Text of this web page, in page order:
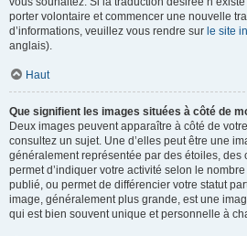
porter volontaire et commencer une nouvelle
d’informations, veuillez vous rendre sur le site
anglais).
Haut
Que signifient les images situées à côté de
Deux images peuvent apparaître à côté de
consultez un sujet. Une d’elles peut être une
généralement représentée par des étoiles, des
permet d’indiquer votre activité selon le
publié, ou permet de différencier votre statut
image, généralement plus grande, est une
qui est bien souvent unique et personnelle à